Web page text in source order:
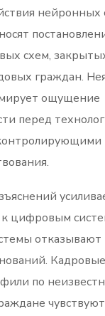
нейронных
схем,
граждан.
ощущение
перед
цифровым
отказывают
по